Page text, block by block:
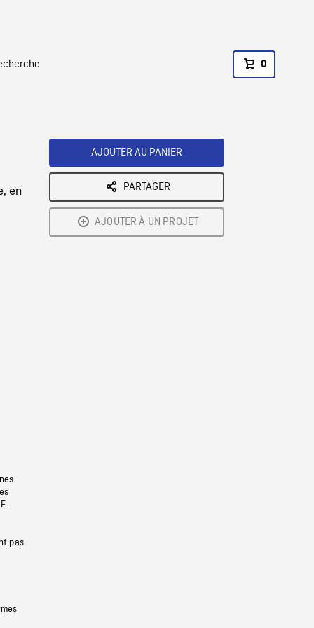
0
en
pas
AJOUTER AU PANIER
PARTAGER
AJOUTER À UN PROJET